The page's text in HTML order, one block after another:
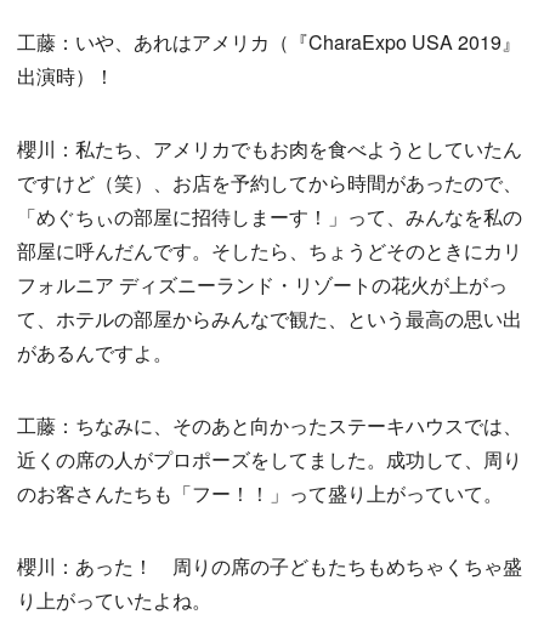
工藤：いや、あれはアメリカ（『CharaExpo USA 2019』
出演時）！
櫻川：私たち、アメリカでもお肉を食べようとしていたん
ですけど（笑）、お店を予約してから時間があったので、
「めぐちぃの部屋に招待しまーす！」って、みんなを私の
部屋に呼んだんです。そしたら、ちょうどそのときにカリ
フォルニア ディズニーランド・リゾートの花火が上がっ
て、ホテルの部屋からみんなで観た、という最高の思い出
があるんですよ。
工藤：ちなみに、そのあと向かったステーキハウスでは、
近くの席の人がプロポーズをしてました。成功して、周り
のお客さんたちも「フー！！」って盛り上がっていて。
櫻川：あった！ 周りの席の子どもたちもめちゃくちゃ盛
り上がっていたよね。